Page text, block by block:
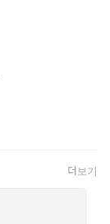
더보기